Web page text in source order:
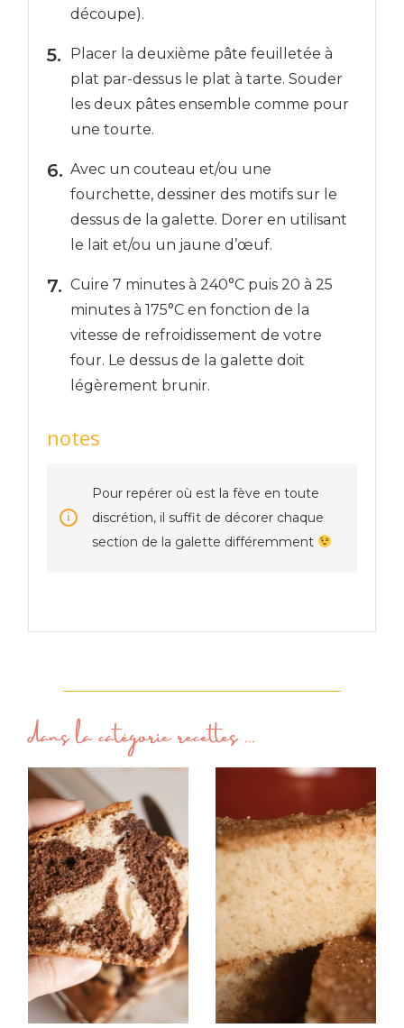
découpe).
Placer la deuxième pâte feuilletée à
plat par-dessus le plat à tarte. Souder
les deux pâtes ensemble comme pour
une tourte.
Avec un couteau et/ou une
fourchette, dessiner des motifs sur le
dessus de la galette. Dorer en utilisant
le lait et/ou un jaune d’œuf.
Cuire 7 minutes à 240°C puis 20 à 25
minutes à 175°C en fonction de la
vitesse de refroidissement de votre
four. Le dessus de la galette doit
légèrement brunir.
notes
Pour repérer où est la fève en toute
discrétion, il suffit de décorer chaque
section de la galette différemment
dans la catégorierecettes...